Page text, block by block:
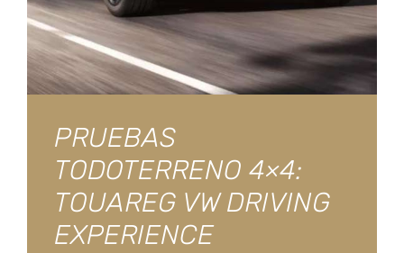
PRUEBAS
TODOTERRENO 4×4:
TOUAREG VW DRIVING
EXPERIENCE